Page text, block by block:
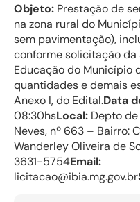
Objeto: Prestação de
na zona rural do
sem pavimentação),
conforme solicitação
Educação do Município
quantidades e demais
Anexo I, do Edital.Data
08:30hsLocal: Depto
Neves, nº 663 – Bairro:
Wanderley Oliveira de
3631-5754Email:
licitacao@ibia.mg.gov.br